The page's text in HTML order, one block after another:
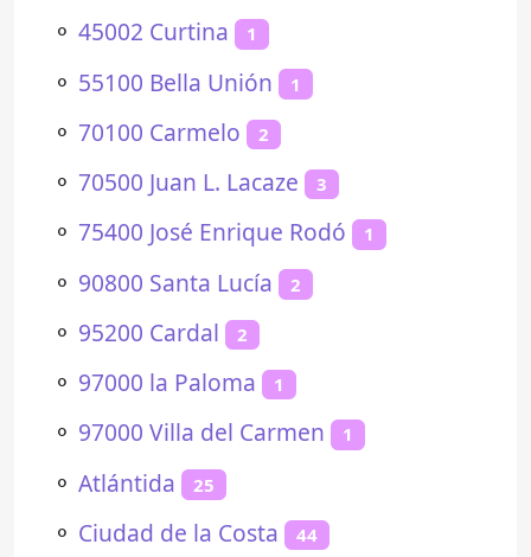
⚬ 45002 Curtina 1
⚬ 55100 Bella Unión 1
⚬ 70100 Carmelo 2
⚬ 70500 Juan L. Lacaze 3
⚬ 75400 José Enrique Rodó 1
⚬ 90800 Santa Lucía 2
⚬ 95200 Cardal 2
⚬ 97000 la Paloma 1
⚬ 97000 Villa del Carmen 1
⚬ Atlántida 25
⚬ Ciudad de la Costa 44